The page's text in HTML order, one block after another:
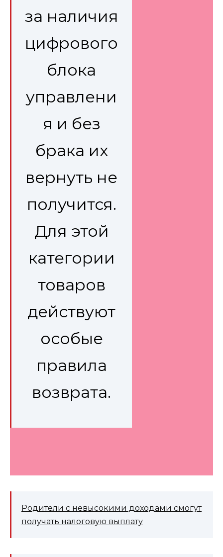
за наличия
цифрового
блока
управлени
я и без
брака их
вернуть не
получится.
Для этой
категории
товаров
действуют
особые
правила
возврата.
Родители с невысокими доходами смогут
получать налоговую выплату